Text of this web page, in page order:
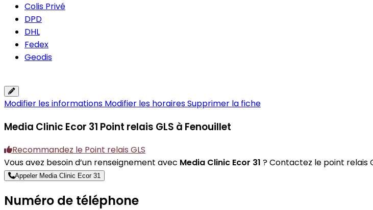
Colis Privé
DPD
DHL
Fedex
Geodis
Modifier les informations Modifier les horairesSupprimer la fiche
Media Clinic Ecor 31 Point relais GLS à Fenouillet
Recommandez le Point relais GLS
Vous avez besoin d’un renseignement avec Media Clinic Ecor 31 ? Contactez le point relais
Appeler Media Clinic Ecor 31
Numéro de téléphone